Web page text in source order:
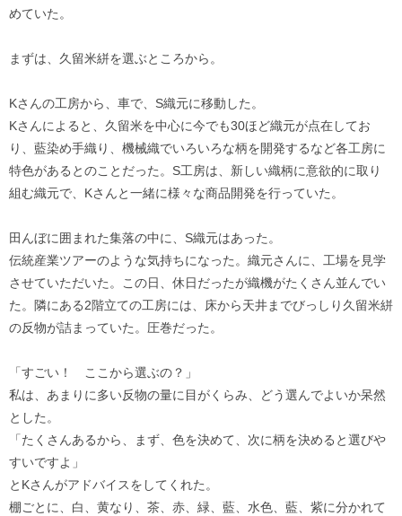
めていた。
まずは、久留米絣を選ぶところから。
Kさんの工房から、車で、S織元に移動した。
Kさんによると、久留米を中心に今でも30ほど織元が点在してお
り、藍染め手織り、機械織でいろいろな柄を開発するなど各工房に
特色があるとのことだった。S工房は、新しい織柄に意欲的に取り
組む織元で、Kさんと一緒に様々な商品開発を行っていた。
田んぼに囲まれた集落の中に、S織元はあった。
伝統産業ツアーのような気持ちになった。織元さんに、工場を見学
させていただいた。この日、休日だったが織機がたくさん並んでい
た。隣にある2階立ての工房には、床から天井までびっしり久留米絣
の反物が詰まっていた。圧巻だった。
「すごい！ ここから選ぶの？」
私は、あまりに多い反物の量に目がくらみ、どう選んでよいか呆然
とした。
「たくさんあるから、まず、色を決めて、次に柄を決めると選びや
すいですよ」
とKさんがアドバイスをしてくれた。
棚ごとに、白、黄なり、茶、赤、緑、藍、水色、藍、紫に分かれて